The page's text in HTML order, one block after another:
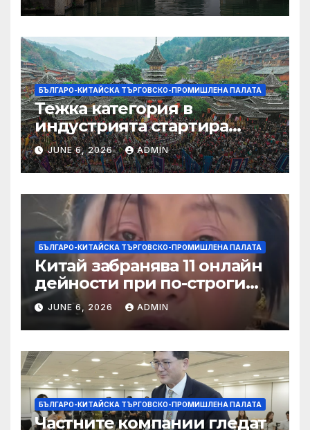
БЪЛГАРО-КИТАЙСКА ТЪРГОВСКО-ПРОМИШЛЕНА ПАЛАТА
Тежка категория в
индустрията стартира
алианс за космическа
слънчева енергия
JUNE 6, 2026 ADMIN
БЪЛГАРО-КИТАЙСКА ТЪРГОВСКО-ПРОМИШЛЕНА ПАЛАТА
Китай забранява 11 онлайн
дейности при по-строги
правила за ограничаване на
слуховете и
кибернасилниците
JUNE 6, 2026 ADMIN
БЪЛГАРО-КИТАЙСКА ТЪРГОВСКО-ПРОМИШЛЕНА ПАЛАТА
Частните компании гледат